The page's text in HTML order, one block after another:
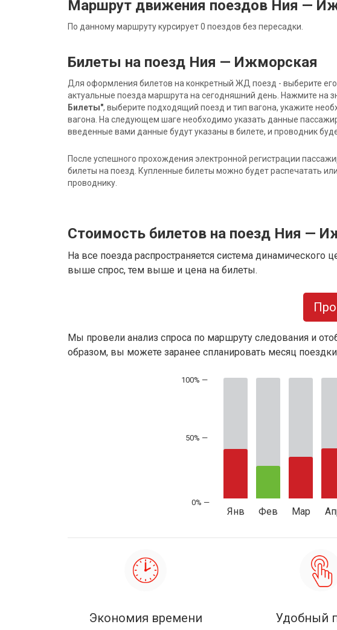
Маршрут движения поездов Ния —
По данному маршруту курсирует 0 поездов без пересадки.
Билеты на поезд Ния — Ижморская
Для оформления билетов на конкретный ЖД поезд - выберите
актуальные поезда маршрута на сегодняшний день. Нажмите на
Билеты", выберите подходящий поезд и тип вагона, укажите
вагона. На следующем шаге необходимо указать данные
введенные вами данные будут указаны в билете, и проводник
После успешного прохождения электронной регистрации
билеты на поезд. Купленные билеты можно будет распечатать
проводнику.
Стоимость билетов на поезд Ния —
На все поезда распространяется система
выше спрос, тем выше и цена на билеты.
Мы провели анализ спроса по маршруту следования и
образом, вы можете заранее спланировать месяц
50% —
Янв Фев Мар
Экономия времени Удобный